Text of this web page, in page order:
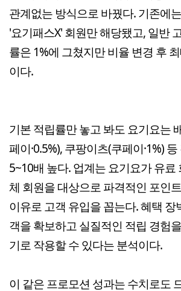
관계없는 방식으로 바꿨다. 기존에
'요기패스X' 회원만 해당됐고, 일반
률은 1%에 그쳤지만 비율 변경 후
이다.
기본 적립률만 놓고 봐도 요기요는
페이·0.5%), 쿠팡이츠(쿠페이·1%)
5~10배 높다. 업계는 요기요가 유료
체 회원을 대상으로 파격적인 포인
이유로 고객 유입을 꼽는다. 혜택 장
객을 확보하고 실질적인 적립 경험
기로 작용할 수 있다는 분석이다.
이 같은 프로모션 성과는 수치로도